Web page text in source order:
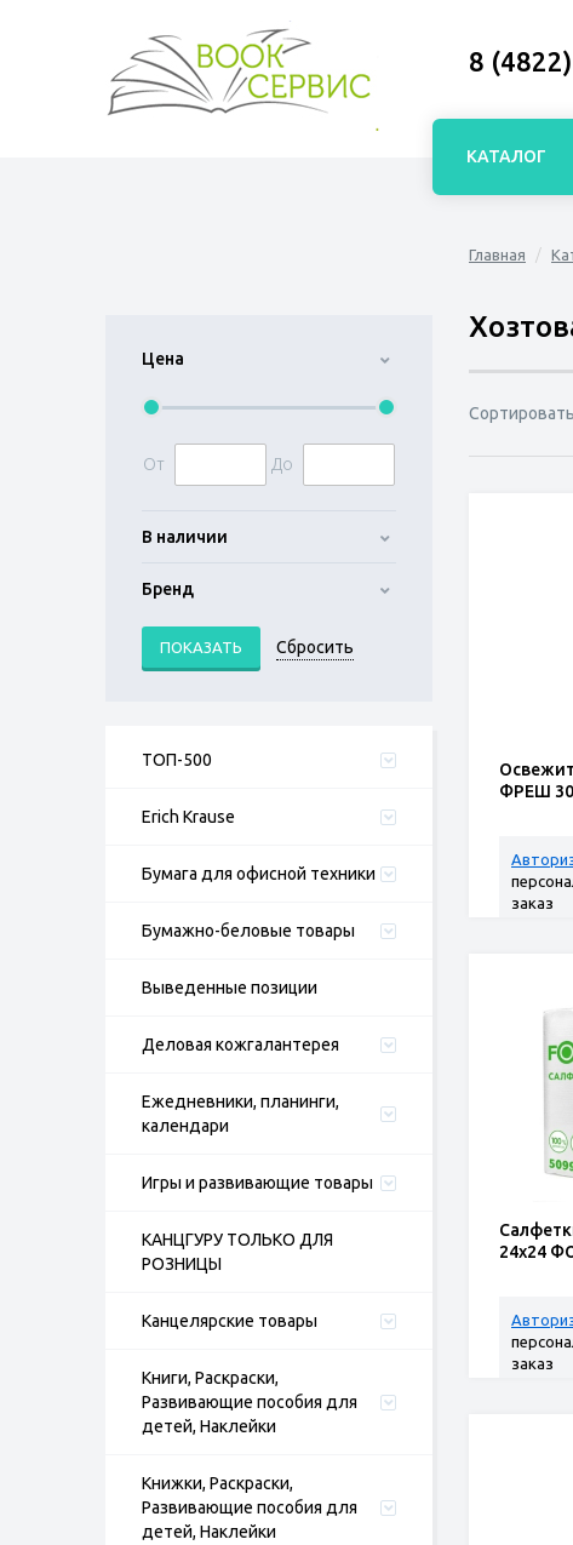
Цена
От До
В наличии
Бренд
ТОП-500
Erich Krause
Бумага для офисной техники
Бумажно-беловые товары
Выведенные позиции
Деловая кожгалантерея
Ежедневники, планинги,
календари
Игры и развивающие товары
КАНЦГУРУ ТОЛЬКО ДЛЯ
РОЗНИЦЫ
Канцелярские товары
Книги, Раскраски,
Развивающие пособия для
детей, Наклейки
Книжки, Раскраски,
Развивающие пособия для
детей, Наклейки
Главная
ФРЕШ
заказ
24х24
заказ
8
КАТАЛОГ